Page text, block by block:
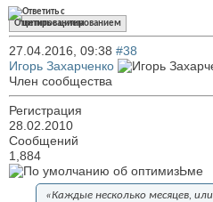
Ответить с цитированием
27.04.2016, 09:38 #38
Игорь Захарченко
Член сообщества
Регистрация
28.02.2010
Сообщений
1,884
об оптимизЬме
«Каждые несколько месяцев,